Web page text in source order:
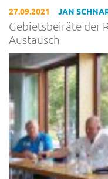
27.09.2021 JAN
Gebietsbeiräte der
Austausch